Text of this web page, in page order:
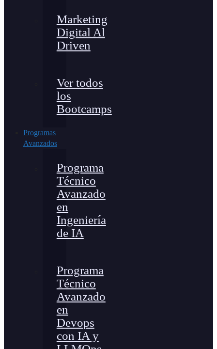
Marketing
Digital Al
Driven
Ver todos
los
Bootcamps
Programas
Avanzados
Programa
Técnico
Avanzado
en
Ingeniería
de IA
Programa
Técnico
Avanzado
en
Devops
con IA y